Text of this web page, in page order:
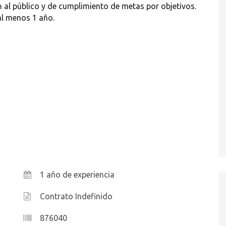
público y de cumplimiento de metas por objetivos.
menos 1 año.
1 año de experiencia
Contrato Indefinido
876040